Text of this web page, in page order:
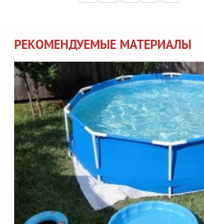
РЕКОМЕНДУЕМЫЕ МАТЕРИАЛЫ